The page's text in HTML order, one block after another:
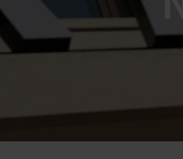
Mediacenter
Lage & Anreise